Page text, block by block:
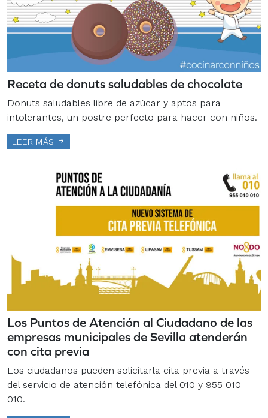
Receta de donuts saludables de chocolate
Donuts saludables libre de azúcar y aptos para
intolerantes, un postre perfecto para hacer con niños.
LEER MÁS
Los Puntos de Atención al Ciudadano de las
empresas municipales de Sevilla atenderán
con cita previa
Los ciudadanos pueden solicitarla cita previa a través
del servicio de atención telefónica del 010 y 955 010
010.